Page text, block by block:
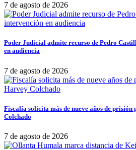
7 de agosto de 2026
Poder Judicial admite recurso de Pedro
en audiencia
7 de agosto de 2026
Fiscalía solicita más de nueve años de
Colchado
7 de agosto de 2026